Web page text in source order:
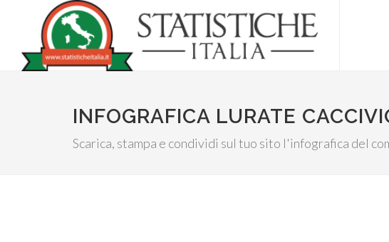
INFOGRAFICA LURATE
Scarica, stampa e condividi sul tuo sito l'infografica del